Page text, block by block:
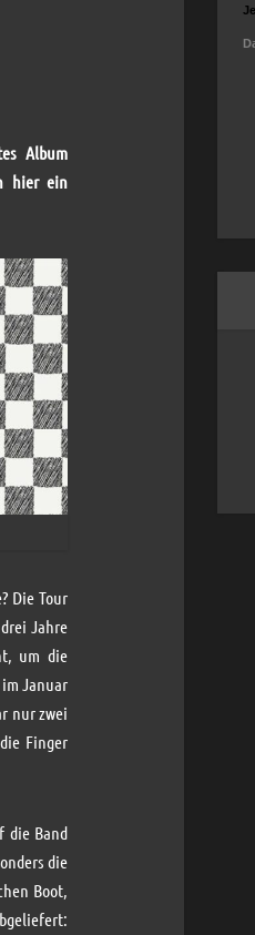
Album
hier ein
Die Tour
Jahre
um die
Januar
nur zwei
Finger
die Band
die
Boot,